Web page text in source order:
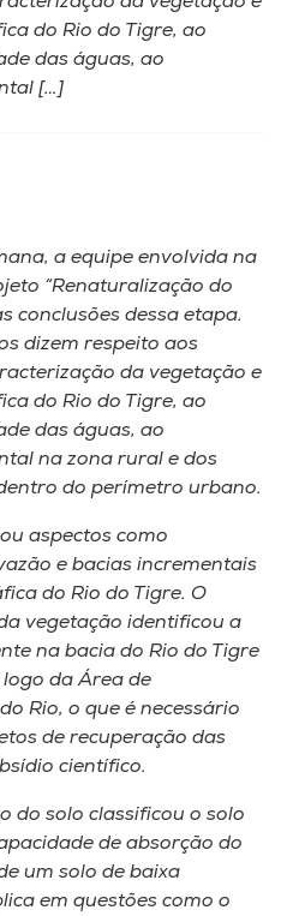
do Rio do Tigre, ao
das águas, ao
[…]
a equipe envolvida na
“Renaturalização do
conclusões dessa etapa.
dizem respeito aos
da vegetação e
do Rio do Tigre, ao
das águas, ao
na zona rural e dos
do perímetro urbano.
aspectos como
e bacias incrementais
do Rio do Tigre. O
vegetação identificou a
na bacia do Rio do Tigre
da Área de
Rio, o que é necessário
de recuperação das
científico.
do solo classificou o solo
de absorção do
um solo de baixa
em questões como o